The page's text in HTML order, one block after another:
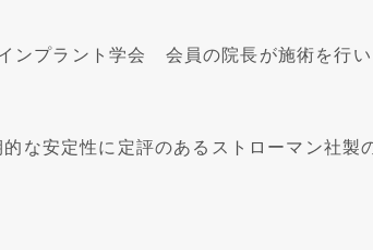
プラント学会 会員の院長が施術を行い
な安定性に定評のあるストローマン社製